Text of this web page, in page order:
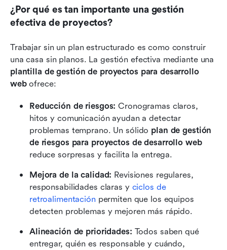
¿Por qué es tan importante una gestión
efectiva de proyectos?
Trabajar sin un plan estructurado es como construir
plantilla de gestión de proyectos para desarrollo
web ofrece:
Reducción de riesgos: Cronogramas claros,
hitos y comunicación ayudan a detectar
problemas temprano. Un sólido plan de gestión
de riesgos para proyectos de desarrollo web
reduce sorpresas y facilita la entrega.
Mejora de la calidad: Revisiones regulares,
responsabilidades claras y ciclos de
retroalimentación permiten que los equipos
detecten problemas y mejoren más rápido.
Alineación de prioridades: Todos saben qué
entregar, quién es responsable y cuándo,